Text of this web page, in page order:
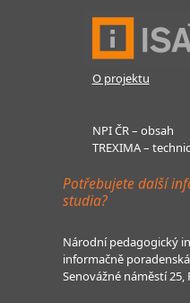
O projektu
NPI ČR – obsah
TREXIMA –
Potřebujete další
studia?
Národní pedagogický
informačně
Senovážné náměstí 25,